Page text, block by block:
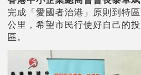
完成「愛國者治港」原則到特
公里，希望市民行使好自己的
區。